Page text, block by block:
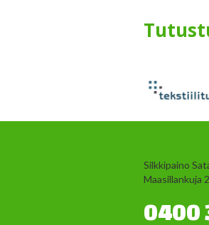
Silkkipaino
Maasillankuja
0400